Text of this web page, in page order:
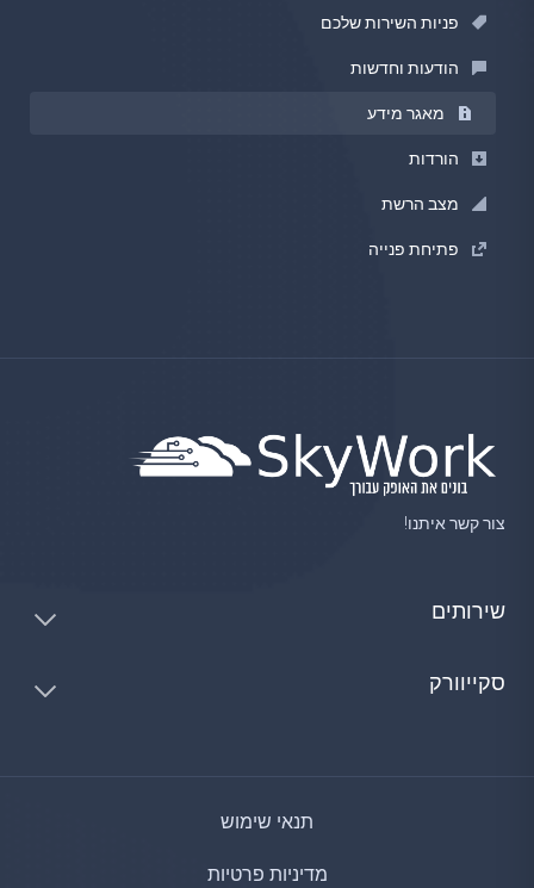
פניות השירות שלכם
הודעות וחדשות
מאגר מידע
הורדות
מצב הרשת
פתיחת פנייה
צור קשר איתנו!
שירותים
סקייוורק
תנאי שימוש
מדיניות פרטיות